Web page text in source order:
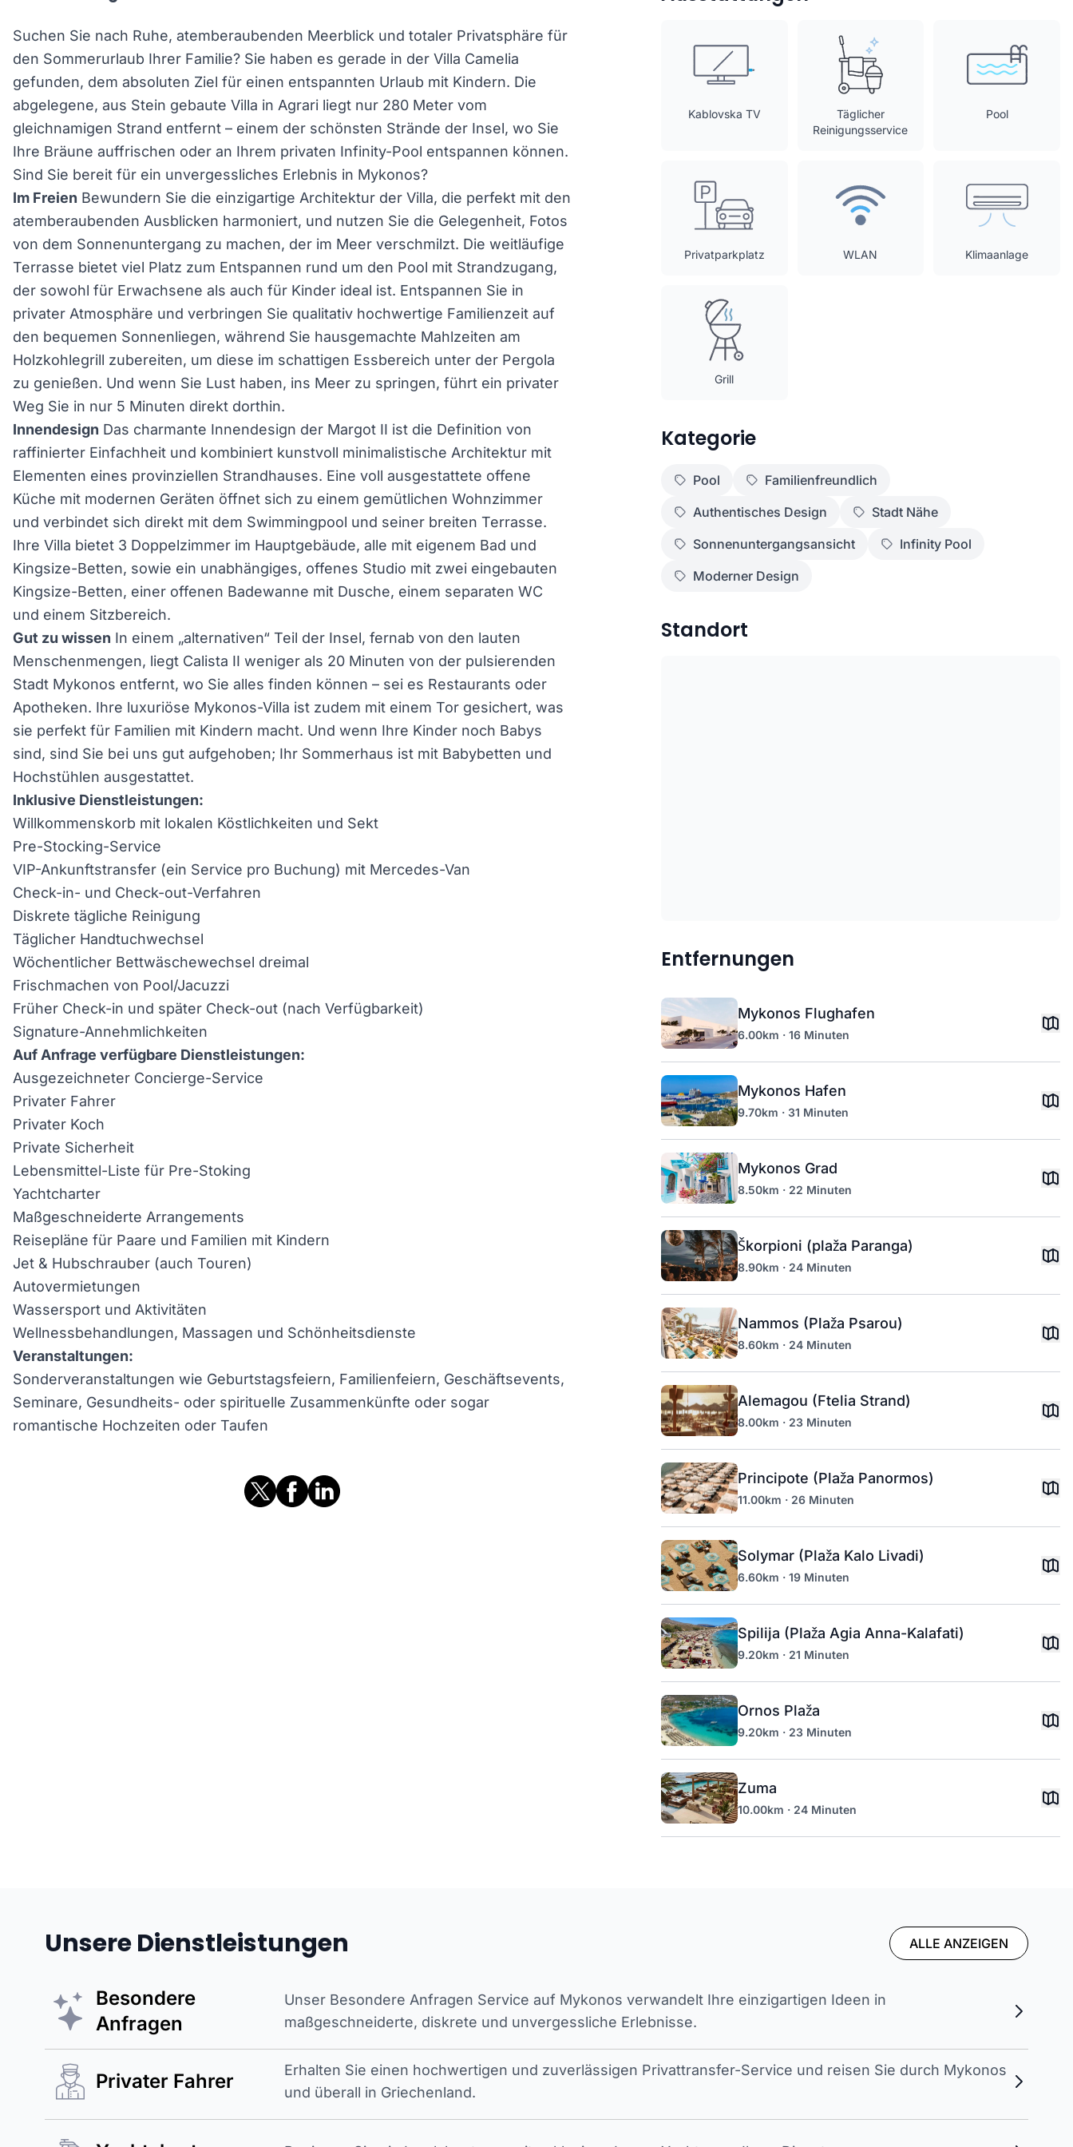
Suchen Sie nach Ruhe, atemberaubenden Meerblick und totaler Privatsphäre für
den Sommerurlaub Ihrer Familie? Sie haben es gerade in der Villa Camelia
gefunden, dem absoluten Ziel für einen entspannten Urlaub mit Kindern. Die
abgelegene, aus Stein gebaute Villa in Agrari liegt nur 280 Meter vom
gleichnamigen Strand entfernt – einem der schönsten Strände der Insel, wo Sie
Ihre Bräune auffrischen oder an Ihrem privaten Infinity-Pool entspannen können.
Sind Sie bereit für ein unvergessliches Erlebnis in Mykonos?
Im Freien Bewundern Sie die einzigartige Architektur der Villa, die perfekt mit den
atemberaubenden Ausblicken harmoniert, und nutzen Sie die Gelegenheit, Fotos
von dem Sonnenuntergang zu machen, der im Meer verschmilzt. Die weitläufige
Terrasse bietet viel Platz zum Entspannen rund um den Pool mit Strandzugang,
der sowohl für Erwachsene als auch für Kinder ideal ist. Entspannen Sie in
privater Atmosphäre und verbringen Sie qualitativ hochwertige Familienzeit auf
den bequemen Sonnenliegen, während Sie hausgemachte Mahlzeiten am
Holzkohlegrill zubereiten, um diese im schattigen Essbereich unter der Pergola
zu genießen. Und wenn Sie Lust haben, ins Meer zu springen, führt ein privater
Weg Sie in nur 5 Minuten direkt dorthin.
Innendesign Das charmante Innendesign der Margot II ist die Definition von
raffinierter Einfachheit und kombiniert kunstvoll minimalistische Architektur mit
Elementen eines provinziellen Strandhauses. Eine voll ausgestattete offene
Küche mit modernen Geräten öffnet sich zu einem gemütlichen Wohnzimmer
und verbindet sich direkt mit dem Swimmingpool und seiner breiten Terrasse.
Ihre Villa bietet 3 Doppelzimmer im Hauptgebäude, alle mit eigenem Bad und
Kingsize-Betten, sowie ein unabhängiges, offenes Studio mit zwei eingebauten
Kingsize-Betten, einer offenen Badewanne mit Dusche, einem separaten WC
und einem Sitzbereich.
Gut zu wissen In einem „alternativen“ Teil der Insel, fernab von den lauten
Menschenmengen, liegt Calista II weniger als 20 Minuten von der pulsierenden
Stadt Mykonos entfernt, wo Sie alles finden können – sei es Restaurants oder
Apotheken. Ihre luxuriöse Mykonos-Villa ist zudem mit einem Tor gesichert, was
sie perfekt für Familien mit Kindern macht. Und wenn Ihre Kinder noch Babys
sind, sind Sie bei uns gut aufgehoben; Ihr Sommerhaus ist mit Babybetten und
Hochstühlen ausgestattet.
Inklusive Dienstleistungen:
Willkommenskorb mit lokalen Köstlichkeiten und Sekt
Pre-Stocking-Service
VIP-Ankunftstransfer (ein Service pro Buchung) mit Mercedes-Van
Check-in- und Check-out-Verfahren
Diskrete tägliche Reinigung
Täglicher Handtuchwechsel
Wöchentlicher Bettwäschewechsel dreimal
Frischmachen von Pool/Jacuzzi
Früher Check-in und später Check-out (nach Verfügbarkeit)
Signature-Annehmlichkeiten
Auf Anfrage verfügbare Dienstleistungen:
Ausgezeichneter Concierge-Service
Privater Fahrer
Privater Koch
Private Sicherheit
Lebensmittel-Liste für Pre-Stoking
Yachtcharter
Maßgeschneiderte Arrangements
Reisepläne für Paare und Familien mit Kindern
Jet & Hubschrauber (auch Touren)
Autovermietungen
Wassersport und Aktivitäten
Wellnessbehandlungen, Massagen und Schönheitsdienste
Veranstaltungen:
Sonderveranstaltungen wie Geburtstagsfeiern, Familienfeiern, Geschäftsevents,
Seminare, Gesundheits- oder spirituelle Zusammenkünfte oder sogar
romantische Hochzeiten oder Taufen
Kablovska TV
Täglicher
Reinigungsservice
Pool
Privatparkplatz WLAN Klimaanlage
Grill
Kategorie
Pool
Familienfreundlich
Authentisches Design
Stadt Nähe
Sonnenuntergangsansicht
Infinity Pool
Moderner Design
Standort
Entfernungen
Mykonos Flughafen
6.00km · 16 Minuten
Mykonos Hafen
9.70km · 31 Minuten
Mykonos Grad
8.50km · 22 Minuten
Škorpioni (plaža Paranga)
8.90km · 24 Minuten
Nammos (Plaža Psarou)
8.60km · 24 Minuten
Alemagou (Ftelia Strand)
8.00km · 23 Minuten
Principote (Plaža Panormos)
11.00km · 26 Minuten
Solymar (Plaža Kalo Livadi)
6.60km · 19 Minuten
Spilija (Plaža Agia Anna-Kalafati)
9.20km · 21 Minuten
Ornos Plaža
9.20km · 23 Minuten
Zuma
10.00km · 24 Minuten
Unsere Dienstleistungen ALLE ANZEIGEN
Besondere
Anfragen
Unser Besondere Anfragen Service auf Mykonos verwandelt Ihre einzigartigen Ideen in
maßgeschneiderte, diskrete und unvergessliche Erlebnisse.
Privater Fahrer
Erhalten Sie einen hochwertigen und zuverlässigen Privattransfer-Service und reisen Sie durch Mykonos
und überall in Griechenland.